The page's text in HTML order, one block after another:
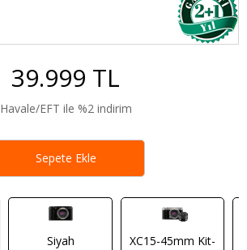
39.999 TL
Havale/EFT ile %2 indirim
Siyah
XC15-45mm Kit-
Sepete Ekle